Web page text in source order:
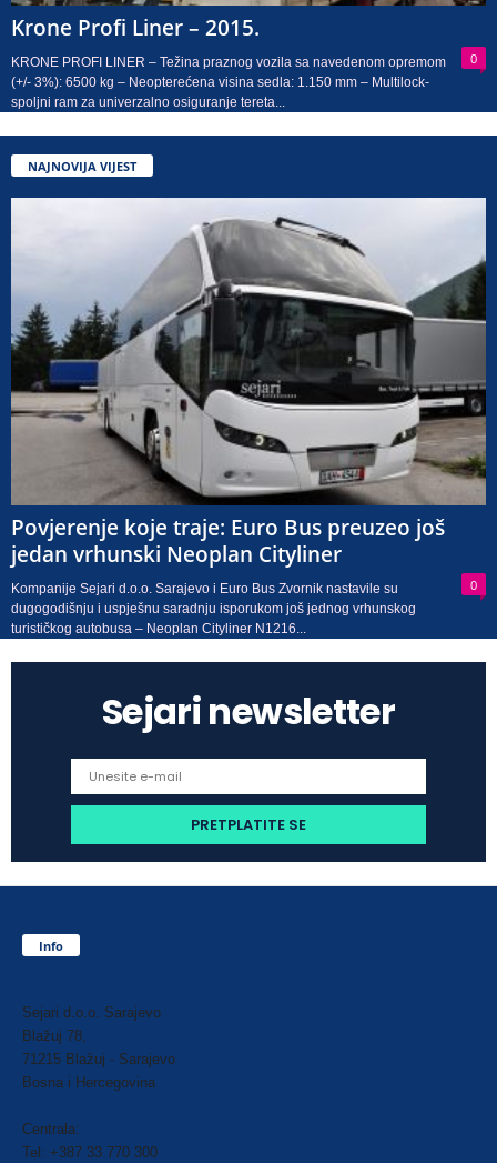
Krone Profi Liner – 2015.
0
KRONE PROFI LINER – Težina praznog vozila sa navedenom opremom
(+/- 3%): 6500 kg – Neopterećena visina sedla: 1.150 mm – Multilock-
spoljni ram za univerzalno osiguranje tereta...
NAJNOVIJA VIJEST
Povjerenje koje traje: Euro Bus preuzeo još
jedan vrhunski Neoplan Cityliner
0
Kompanije Sejari d.o.o. Sarajevo i Euro Bus Zvornik nastavile su
dugogodišnju i uspješnu saradnju isporukom još jednog vrhunskog
turističkog autobusa – Neoplan Cityliner N1216...
Sejari newsletter
Info
Sejari d.o.o. Sarajevo
Blažuj 78,
71215 Blažuj - Sarajevo
Bosna i Hercegovina
Centrala:
Tel: +387 33 770 300